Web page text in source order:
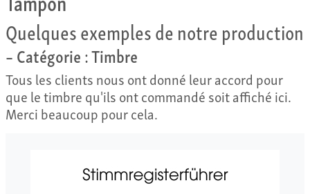
Quelques exemples de notre production
– Catégorie : Timbre
Tous les clients nous ont donné leur accord pour
que le timbre qu'ils ont commandé soit affiché ici.
Merci beaucoup pour cela.